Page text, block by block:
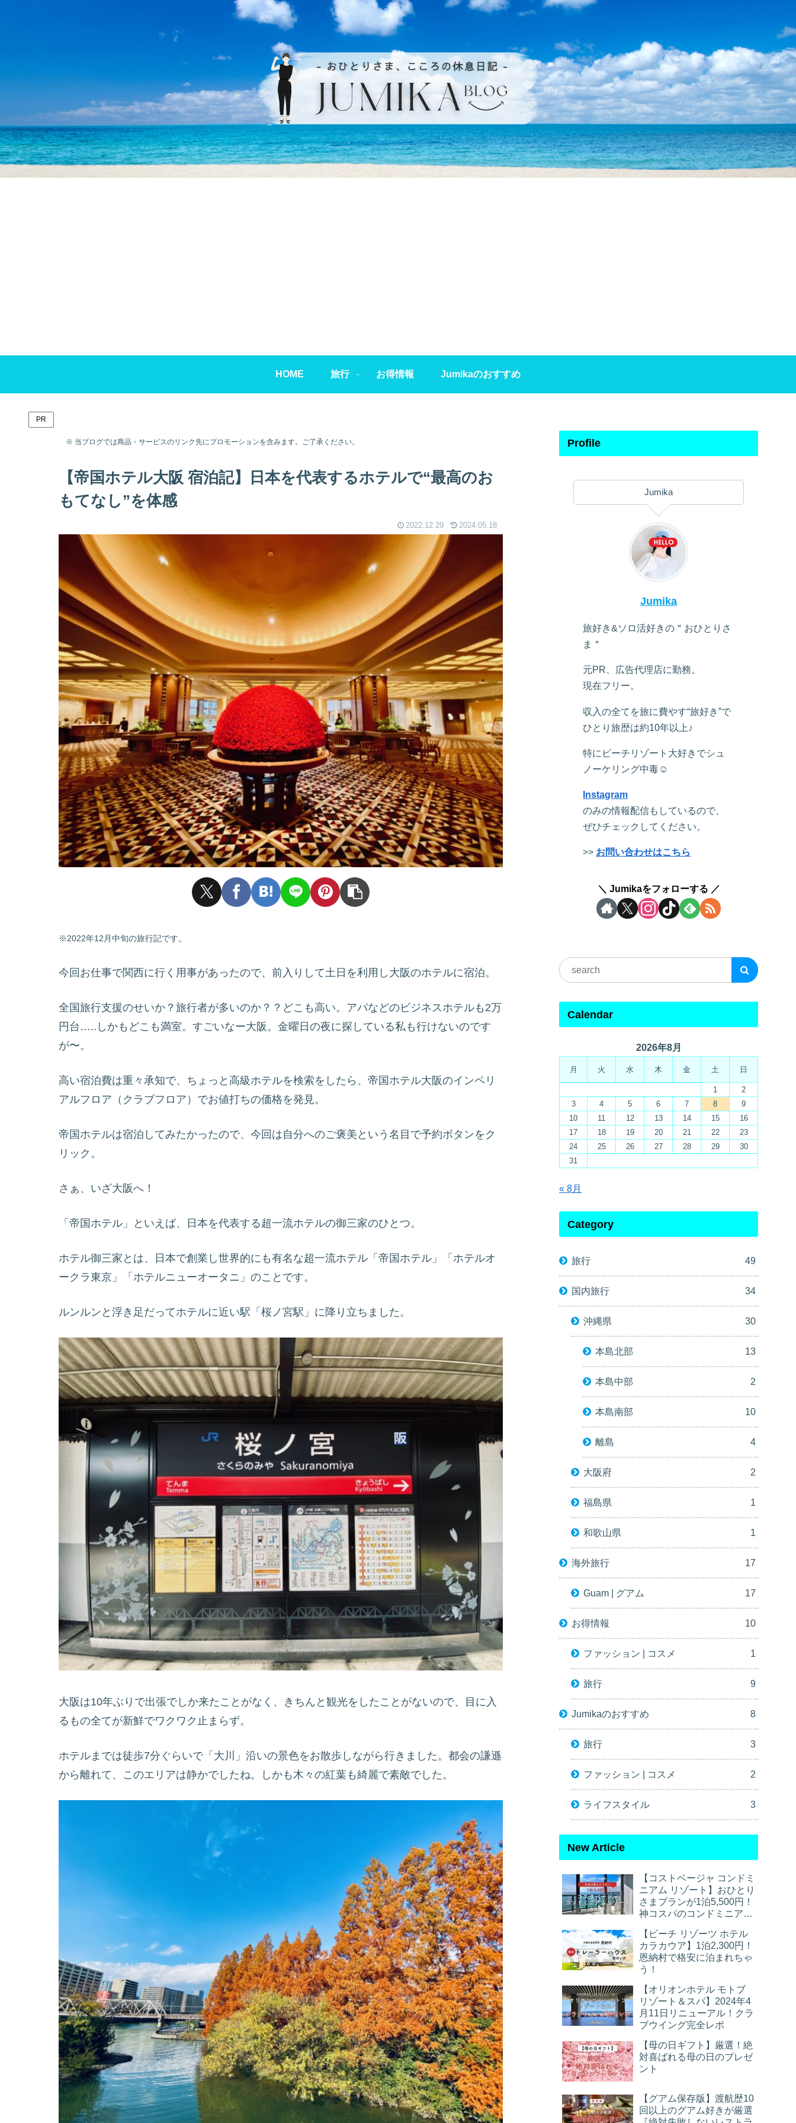
HOME 旅行 お得情報 Jumikaのおすすめ
PR
※ 当ブログでは商品・サービスのリンク先にプロモーションを含みます。ご了承ください。
【帝国ホテル大阪 宿泊記】日本を代表するホテルで“最高のお
もてなし”を体感
2022.12.29 2024.05.18
※2022年12月中旬の旅行記です。
今回お仕事で関西に行く用事があったので、前入りして土日を利用し大阪のホテルに宿泊。
全国旅行支援のせいか？旅行者が多いのか？？どこも高い。アパなどのビジネスホテルも2万
円台…..しかもどこも満室。すごいなー大阪。金曜日の夜に探している私も行けないのです
が〜。
高い宿泊費は重々承知で、ちょっと高級ホテルを検索をしたら、帝国ホテル大阪のインペリ
アルフロア（クラブフロア）でお値打ちの価格を発見。
帝国ホテルは宿泊してみたかったので、今回は自分へのご褒美という名目で予約ボタンをク
リック。
さぁ、いざ大阪へ！
「帝国ホテル」といえば、日本を代表する超一流ホテルの御三家のひとつ。
ホテル御三家とは、日本で創業し世界的にも有名な超一流ホテル「帝国ホテル」「ホテルオ
ークラ東京」「ホテルニューオータニ」のことです。
ルンルンと浮き足だってホテルに近い駅「桜ノ宮駅」に降り立ちました。
大阪は10年ぶりで出張でしか来たことがなく、きちんと観光をしたことがないので、目に入
るもの全てが新鮮でワクワク止まらず。
ホテルまでは徒歩7分ぐらいで「大川」沿いの景色をお散歩しながら行きました。都会の謙遜
から離れて、このエリアは静かでしたね。しかも木々の紅葉も綺麗で素敵でした。
Profile
Jumika
Jumika
旅好き&ソロ活好きの＂おひとりさ
ま＂
元PR、広告代理店に勤務。
現在フリー。
収入の全てを旅に費やす“旅好き”で
ひとり旅歴は約10年以上♪
特にビーチリゾート大好きでシュ
ノーケリング中毒☺︎
Instagram
のみの情報配信もしているので、
ぜひチェックしてください。
>> お問い合わせはこちら
Jumikaをフォローする
Calendar
2026年8月
月 火 水 木 金 土 日
1
2
3
4 5 6 7 8
9
10
11 12 13 14 15
16
17
18 19 20 21 22
23
24
25 26 27 28 29
30
31
« 8月
Category
旅行 49
国内旅行 34
沖縄県 30
本島北部 13
本島中部 2
本島南部 10
離島 4
大阪府 2
福島県 1
和歌山県 1
海外旅行 17
Guam | グアム 17
お得情報 10
ファッション | コスメ 1
旅行 9
Jumikaのおすすめ 8
旅行 3
ファッション | コスメ 2
ライフスタイル 3
New Article
【コストベージャ コンドミ
ニアム リゾート】おひとり
さまプランが1泊5,500円！
神コスパのコンドミニアム
【ビーチ リゾーツ ホテル
カラカウア】1泊2,300円！
恩納村で格安に泊まれちゃ
う！
【オリオンホテル モトブ
リゾート＆スパ】2024年4
月11日リニューアル！クラ
ブウイング完全レポ
【母の日ギフト】厳選！絶
対喜ばれる母の日のプレゼ
ント
【グアム保存版】渡航歴10
回以上のグアム好きが厳選